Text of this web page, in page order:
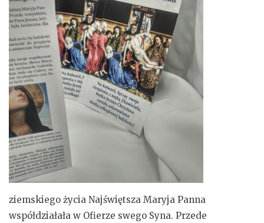
ziemskiego życia Najświętsza Maryja Panna
współdziałała w Ofierze swego Syna. Przede